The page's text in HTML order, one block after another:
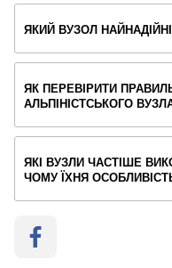
ЯКИЙ ВУЗОЛ
ЯК ПЕРЕВІРИТИ
АЛЬПІНІСТСЬКОГО
ЯКІ ВУЗЛИ ЧАСТІШЕ
ЧОМУ ЇХНЯ